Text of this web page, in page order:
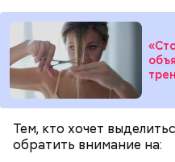
Тем, кто хочет
обратить внимание на: